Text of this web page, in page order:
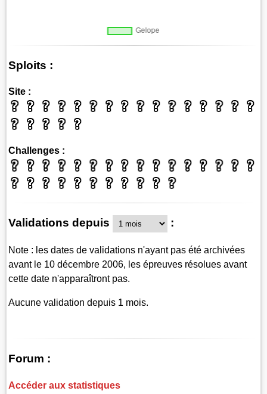
Sploits :
Site :
Challenges :
Validations depuis :
Note : les dates de validations n'ayant pas été archivées
avant le 10 décembre 2006, les épreuves résolues avant
cette date n'apparaîtront pas.
Aucune validation depuis 1 mois.
Forum :
Accéder aux statistiques